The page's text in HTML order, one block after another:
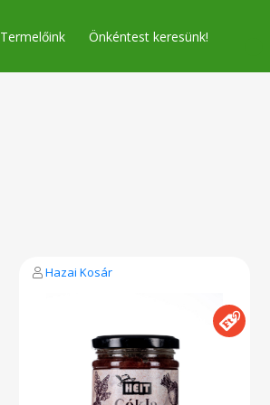
Termelőink Önkéntest keresünk!
Hazai Kosár